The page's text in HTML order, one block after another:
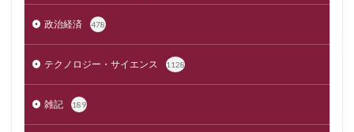
政治経済 478
テクノロジー・サイエンス 1128
雑記 189